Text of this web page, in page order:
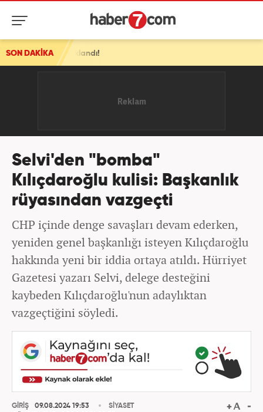
SON DAKİKA
Selvi'den "bomba"
Kılıçdaroğlu kulisi: Başkanlık
rüyasından vazgeçti
CHP içinde denge savaşları devam ederken,
yeniden genel başkanlığı isteyen Kılıçdaroğlu
hakkında yeni bir iddia ortaya atıldı. Hürriyet
Gazetesi yazarı Selvi, delege desteğini
kaybeden Kılıçdaroğlu'nun adaylıktan
vazgeçtiğini söyledi.
GİRİŞ
09.08.2024 19:53
SİYASET